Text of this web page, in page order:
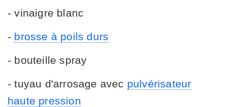
- vinaigre blanc
- brosse à poils durs
- bouteille spray
- tuyau d'arrosage avec pulvérisateur
haute pression